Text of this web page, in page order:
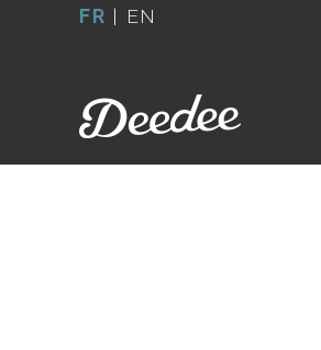
FR | EN